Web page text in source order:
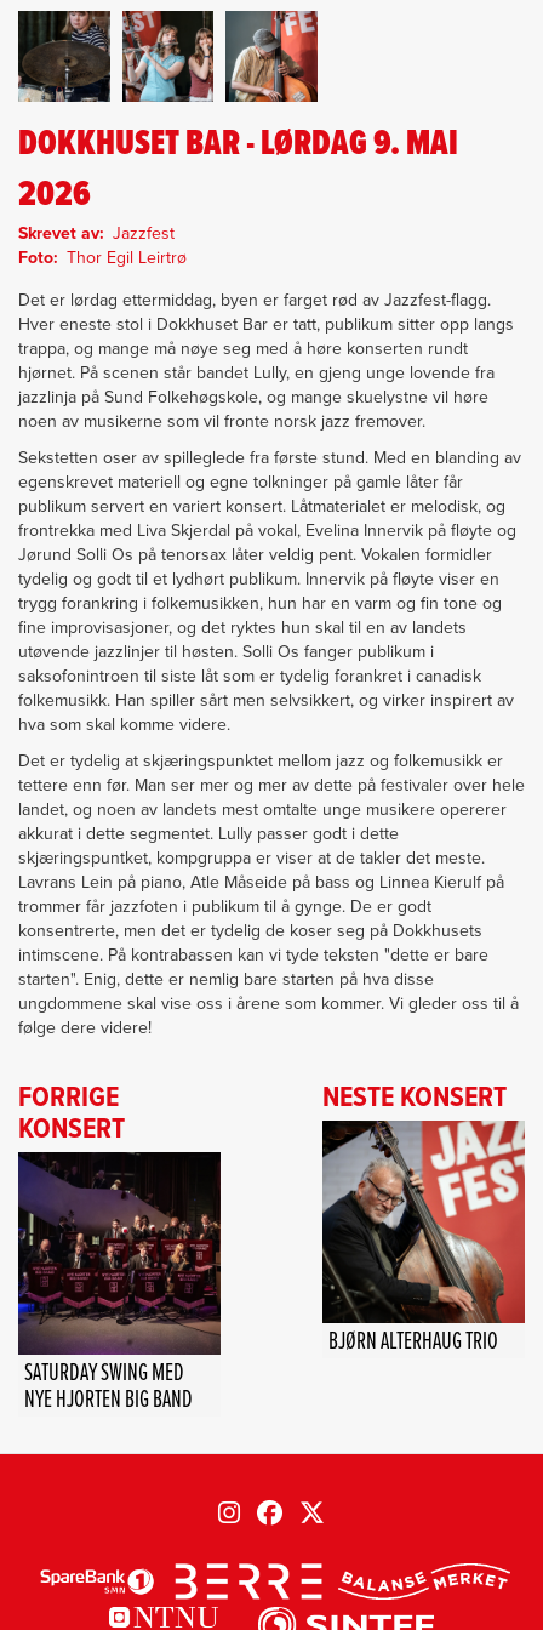
DOKKHUSET BAR - LØRDAG 9. MAI
2026
Skrevet av
Jazzfest
Foto
Thor Egil Leirtrø
Det er lørdag ettermiddag, byen er farget rød av Jazzfest-flagg.
Hver eneste stol i Dokkhuset Bar er tatt, publikum sitter opp langs
trappa, og mange må nøye seg med å høre konserten rundt
hjørnet. På scenen står bandet Lully, en gjeng unge lovende fra
jazzlinja på Sund Folkehøgskole, og mange skuelystne vil høre
noen av musikerne som vil fronte norsk jazz fremover.
Sekstetten oser av spilleglede fra første stund. Med en blanding av
egenskrevet materiell og egne tolkninger på gamle låter får
publikum servert en variert konsert. Låtmaterialet er melodisk, og
frontrekka med Liva Skjerdal på vokal, Evelina Innervik på fløyte og
Jørund Solli Os på tenorsax låter veldig pent. Vokalen formidler
tydelig og godt til et lydhørt publikum. Innervik på fløyte viser en
trygg forankring i folkemusikken, hun har en varm og fin tone og
fine improvisasjoner, og det ryktes hun skal til en av landets
utøvende jazzlinjer til høsten. Solli Os fanger publikum i
saksofonintroen til siste låt som er tydelig forankret i canadisk
folkemusikk. Han spiller sårt men selvsikkert, og virker inspirert av
hva som skal komme videre.
Det er tydelig at skjæringspunktet mellom jazz og folkemusikk er
tettere enn før. Man ser mer og mer av dette på festivaler over hele
landet, og noen av landets mest omtalte unge musikere opererer
akkurat i dette segmentet. Lully passer godt i dette
skjæringspuntket, kompgruppa er viser at de takler det meste.
Lavrans Lein på piano, Atle Måseide på bass og Linnea Kierulf på
trommer får jazzfoten i publikum til å gynge. De er godt
konsentrerte, men det er tydelig de koser seg på Dokkhusets
intimscene. På kontrabassen kan vi tyde teksten "dette er bare
starten". Enig, dette er nemlig bare starten på hva disse
ungdommene skal vise oss i årene som kommer. Vi gleder oss til å
følge dere videre!
FORRIGE
KONSERT
SATURDAY SWING MED
NYE HJORTEN BIG BAND
NESTE KONSERT
BJØRN ALTERHAUG TRIO